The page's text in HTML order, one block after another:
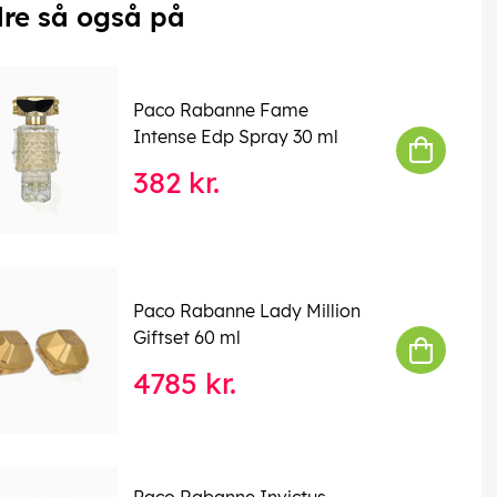
så også på
Paco Rabanne Fame
Intense Edp Spray 30 ml
382 kr.
Paco Rabanne Lady Million
Giftset 60 ml
4785 kr.